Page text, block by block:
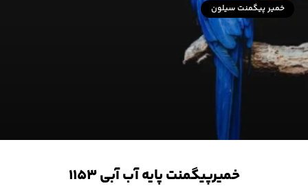
خمیر پیگمنت سیلون
خمیرپیگمنت پایه آب آبی ۱۱۵۳